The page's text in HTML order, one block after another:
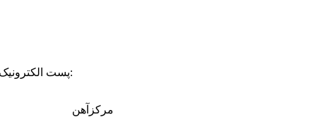
پست الکترونیک:
مرکزآهن